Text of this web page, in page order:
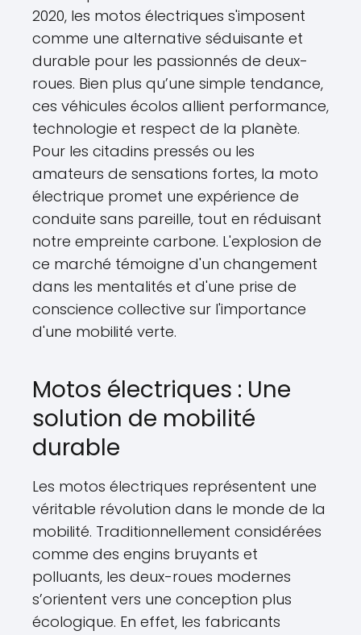
2020, les motos électriques s'imposent
comme une alternative séduisante et
durable pour les passionnés de deux-
roues. Bien plus qu’une simple tendance,
ces véhicules écolos allient performance,
technologie et respect de la planète.
Pour les citadins pressés ou les
amateurs de sensations fortes, la moto
électrique promet une expérience de
conduite sans pareille, tout en réduisant
notre empreinte carbone. L'explosion de
ce marché témoigne d'un changement
dans les mentalités et d'une prise de
conscience collective sur l'importance
d'une mobilité verte.
Motos électriques : Une
solution de mobilité
durable
Les motos électriques représentent une
véritable révolution dans le monde de la
mobilité. Traditionnellement considérées
comme des engins bruyants et
polluants, les deux-roues modernes
s’orientent vers une conception plus
écologique. En effet, les fabricants